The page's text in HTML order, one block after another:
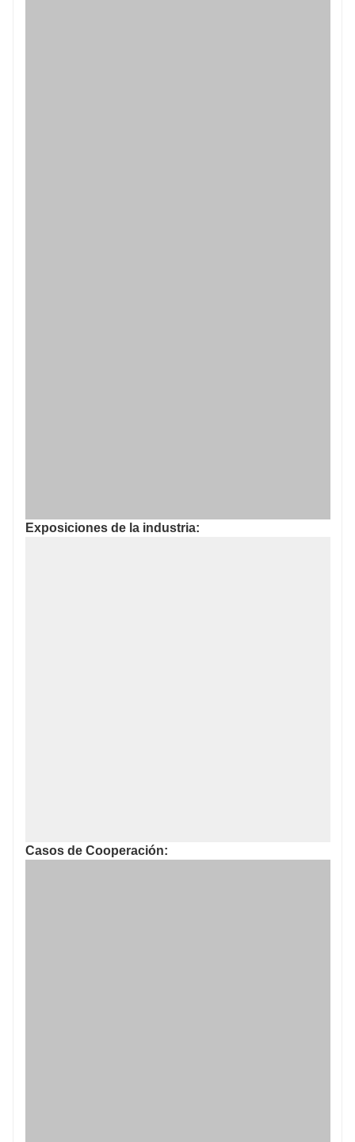
Exposiciones de la industria:
Casos de Cooperación: